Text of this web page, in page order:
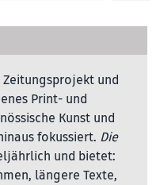
und
Print- und
Kunst und
fokussiert. Die
und bietet:
längere Texte,